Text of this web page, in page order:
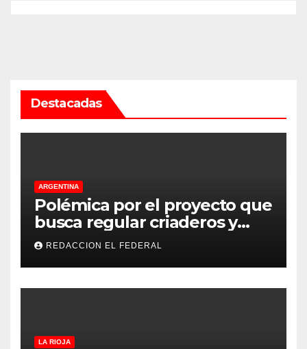
Destacadas
ARGENTINA
Polémica por el proyecto que
busca regular criaderos y
refugios de perros y gatos:
denuncian excesos, mientras
proteccionistas reclaman
controles más duros
REDACCION EL FEDERAL
LA RIOJA